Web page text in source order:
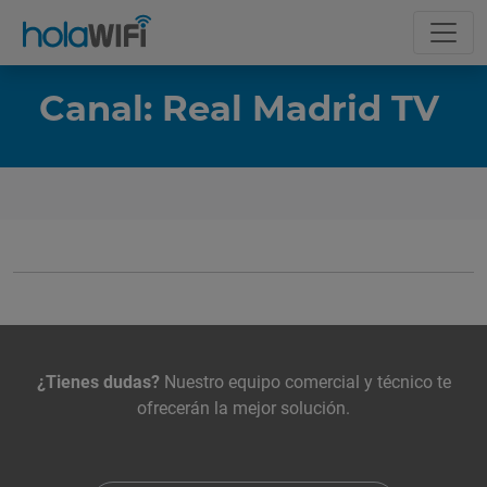
Canal: Real Madrid TV
¿Tienes dudas?Nuestro equipo comercial y técnico te
ofrecerán la mejor solución.